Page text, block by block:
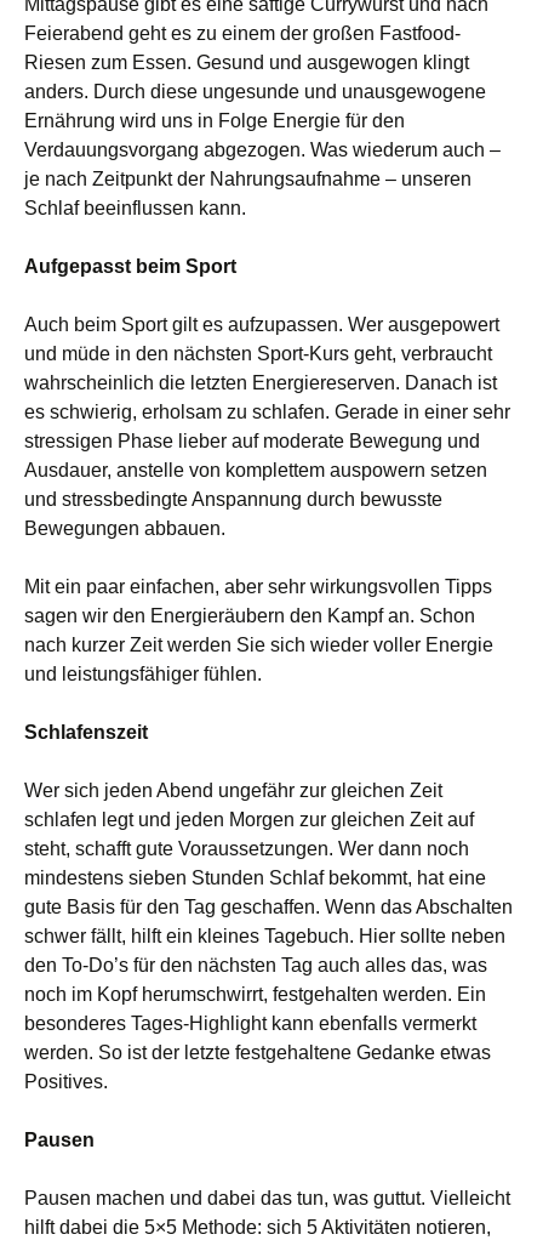
Mittagspause gibt es eine saftige Currywurst und nach
Feierabend geht es zu einem der großen Fastfood-
Riesen zum Essen. Gesund und ausgewogen klingt
anders. Durch diese ungesunde und unausgewogene
Ernährung wird uns in Folge Energie für den
Verdauungsvorgang abgezogen. Was wiederum auch –
je nach Zeitpunkt der Nahrungsaufnahme – unseren
Schlaf beeinflussen kann.
Aufgepasst beim Sport
Auch beim Sport gilt es aufzupassen. Wer ausgepowert
und müde in den nächsten Sport-Kurs geht, verbraucht
wahrscheinlich die letzten Energiereserven. Danach ist
es schwierig, erholsam zu schlafen. Gerade in einer sehr
stressigen Phase lieber auf moderate Bewegung und
Ausdauer, anstelle von komplettem auspowern setzen
und stressbedingte Anspannung durch bewusste
Bewegungen abbauen.
Mit ein paar einfachen, aber sehr wirkungsvollen Tipps
sagen wir den Energieräubern den Kampf an. Schon
nach kurzer Zeit werden Sie sich wieder voller Energie
und leistungsfähiger fühlen.
Schlafenszeit
Wer sich jeden Abend ungefähr zur gleichen Zeit
schlafen legt und jeden Morgen zur gleichen Zeit auf
steht, schafft gute Voraussetzungen. Wer dann noch
mindestens sieben Stunden Schlaf bekommt, hat eine
gute Basis für den Tag geschaffen. Wenn das Abschalten
schwer fällt, hilft ein kleines Tagebuch. Hier sollte neben
den To-Do’s für den nächsten Tag auch alles das, was
noch im Kopf herumschwirrt, festgehalten werden. Ein
besonderes Tages-Highlight kann ebenfalls vermerkt
werden. So ist der letzte festgehaltene Gedanke etwas
Positives.
Pausen
Pausen machen und dabei das tun, was guttut. Vielleicht
hilft dabei die 5×5 Methode: sich 5 Aktivitäten notieren,